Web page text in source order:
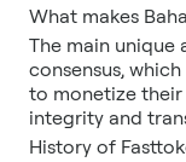
What makes
The main unique
consensus,
to monetize their
integrity and
History of